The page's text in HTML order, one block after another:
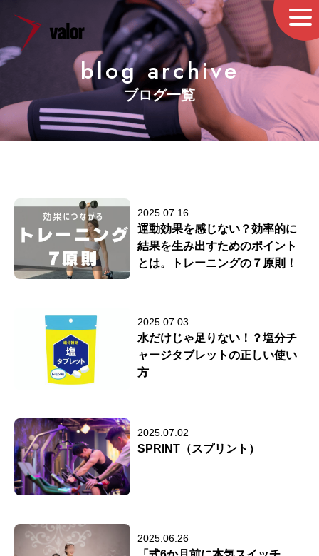
blog archive
ブログ一覧
2025.07.16
運動効果を感じない？効率的に
結果を生み出すためのポイント
とは。トレーニングの７原則！
2025.07.03
水だけじゃ足りない！？塩分チ
ャージタブレットの正しい使い
方
2025.07.02
SPRINT（スプリント）
2025.06.26